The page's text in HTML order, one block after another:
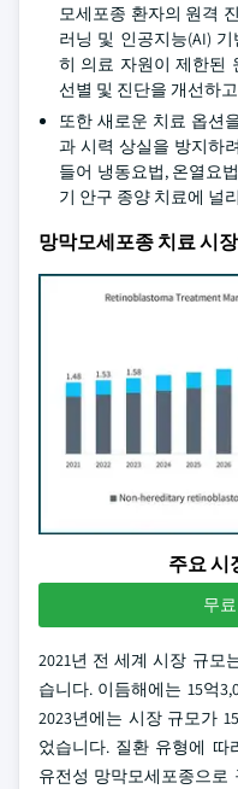
모세포종 환자의 원격
러닝 및 인공지능(AI)
히 의료 자원이 제한된
선별 및 진단을 개선하
또한 새로운 치료 옵션
과 시력 상실을 방지하
들어 냉동요법, 온열요
기 안구 종양 치료에 널
망막모세포종 치료 시
주요 시
무
2021년 전 세계 시장 규모
습니다. 이듬해에는 15억
2023년에는 시장 규모가
었습니다. 질환 유형에 따
유전성 망막모세포종으로